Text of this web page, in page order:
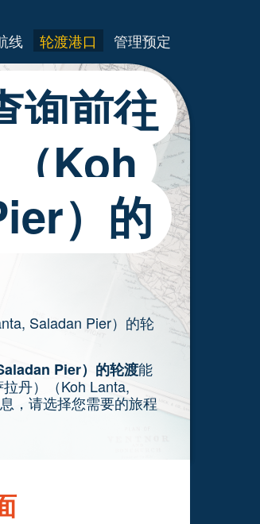
线 轮渡港口 管理预定
询前往
Koh
）的
Saladan Pier）的轮
Pier）的轮渡能
丹）（Koh Lanta,
，请选择您需要的旅程